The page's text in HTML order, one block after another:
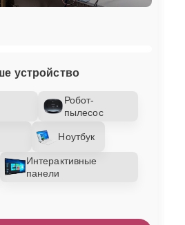
устройство
Робот-
пылесос
Ноутбук
Интерактивные
панели